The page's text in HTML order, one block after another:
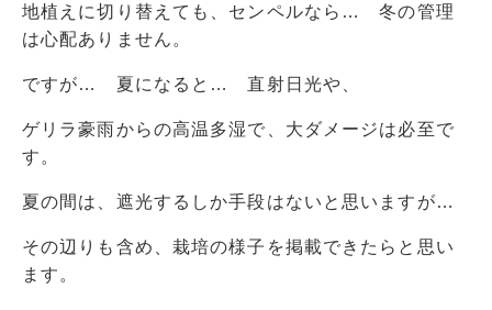
地植えに切り替えても、センペルなら… 冬の管理
は心配ありません。
ですが… 夏になると… 直射日光や、
ゲリラ豪雨からの高温多湿で、大ダメージは必至で
す。
夏の間は、遮光するしか手段はないと思いますが…
その辺りも含め、栽培の様子を掲載できたらと思い
ます。